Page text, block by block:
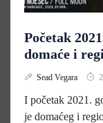
Početak
domaće i
Sead Vegara
I početak 2021.
je domaćeg i